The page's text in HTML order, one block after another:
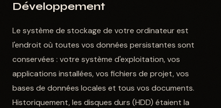
Développement
Le système de stockage de votre ordinateur est
l'endroit où toutes vos données persistantes sont
conservées : votre système d'exploitation, vos
applications installées, vos fichiers de projet, vos
bases de données locales et tous vos documents.
Historiquement, les disques durs (HDD) étaient la